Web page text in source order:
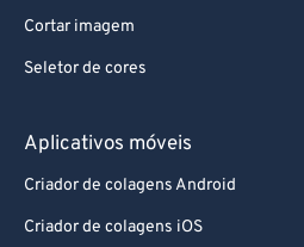
Cortar imagem
Seletor de cores
Aplicativos móveis
Criador de colagens Android
Criador de colagens iOS